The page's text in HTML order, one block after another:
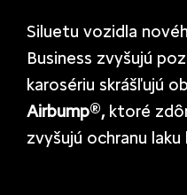
Siluetu vozidla
Business zvyšujú
karosériu skrášľujú
Airbump®, ktoré
zvyšujú ochranu laku